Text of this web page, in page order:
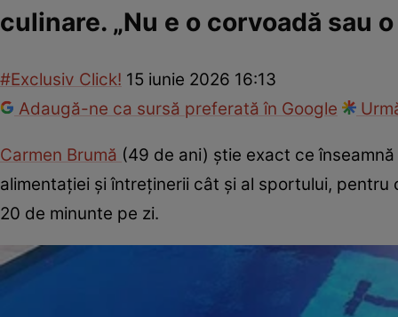
culinare. „Nu e o corvoadă sau
#Exclusiv Click! 15 iunie 2026 16:13
Adaugă-ne ca sursă preferată în Google
Carmen Brumă (49 de ani) știe exact ce
alimentației și întreținerii cât și al sportului,
20 de minunte pe zi.